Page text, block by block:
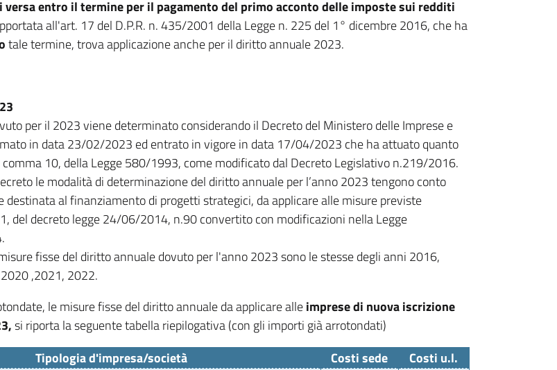
entro il termine per il pagamento del primo acconto delle imposte sui redditi
all'art. 17 del D.P.R. n. 435/2001 della Legge n. 225 del 1° dicembre 2016, che ha
tale termine, trova applicazione anche per il diritto annuale 2023.
per il 2023 viene determinato considerando il Decreto del Ministero delle Imprese e
in data 23/02/2023 ed entrato in vigore in data 17/04/2023 che ha attuato quanto
10, della Legge 580/1993, come modificato dal Decreto Legislativo n.219/2016.
le modalità di determinazione del diritto annuale per l’anno 2023 tengono conto
destinata al finanziamento di progetti strategici, da applicare alle misure previste
del decreto legge 24/06/2014, n.90 convertito con modificazioni nella Legge
fisse del diritto annuale dovuto per l'anno 2023 sono le stesse degli anni 2016,
,2021, 2022.
le misure fisse del diritto annuale da applicare alleimprese di nuova iscrizione
si riporta la seguente tabella riepilogativa (con gli importi già arrotondati)
Tipologia d'impresa/società Costi sede Costi u.l.